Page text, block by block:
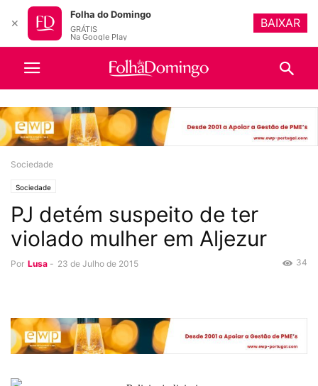
Sociedade
Sociedade
PJ detém suspeito de ter
violado mulher em Aljezur
Por Lusa - 23 de Julho de 2015 34
✕
Folha do Domingo
GRÁTIS
Na Google Play
BAIXAR